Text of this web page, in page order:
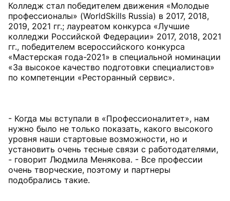
Колледж стал победителем движения «Молодые
профессионалы» (WorldSkills Russia) в 2017, 2018,
2019, 2021 гг.; лауреатом конкурса «Лучшие
колледжи Российской Федерации» 2017, 2018, 2021
гг., победителем всероссийского конкурса
«Мастерская года-2021» в специальной номинации
«За высокое качество подготовки специалистов»
по компетенции «Ресторанный сервис».
- Когда мы вступали в «Профессионалитет», нам
нужно было не только показать, какого высокого
уровня наши стартовые возможности, но и
установить очень тесные связи с работодателями,
- говорит Людмила Менякова. - Все профессии
очень творческие, поэтому и партнеры
подобрались такие.